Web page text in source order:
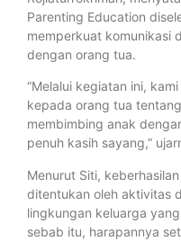
Parenting Education
memperkuat komunikasi
dengan orang tua.
“Melalui kegiatan ini,
kepada orang tua
membimbing anak
penuh kasih sayang,”
Menurut Siti,
ditentukan oleh aktivitas
lingkungan keluarga
sebab itu, harapannya